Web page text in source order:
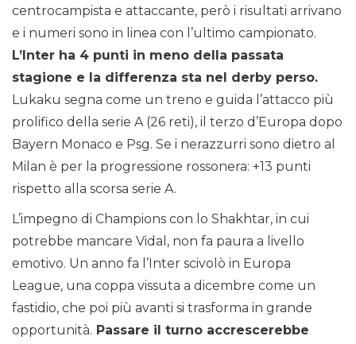
centrocampista e attaccante, però i risultati arrivano
e i numeri sono in linea con l’ultimo campionato.
L’Inter ha 4 punti in meno della passata
stagione e la differenza sta nel derby perso.
Lukaku segna come un treno e guida l’attacco più
prolifico della serie A (26 reti), il terzo d’Europa dopo
Bayern Monaco e Psg. Se i nerazzurri sono dietro al
Milan è per la progressione rossonera: +13 punti
rispetto alla scorsa serie A.
L’impegno di Champions con lo Shakhtar, in cui
potrebbe mancare Vidal, non fa paura a livello
emotivo. Un anno fa l’Inter scivolò in Europa
League, una coppa vissuta a dicembre come un
fastidio, che poi più avanti si trasforma in grande
opportunità. Passare il turno accrescerebbe